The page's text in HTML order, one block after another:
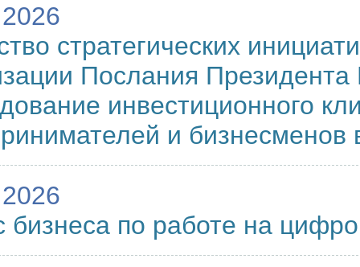
стратегических
Послания
инвестиционного
и бизнесменов
бизнеса по работе на